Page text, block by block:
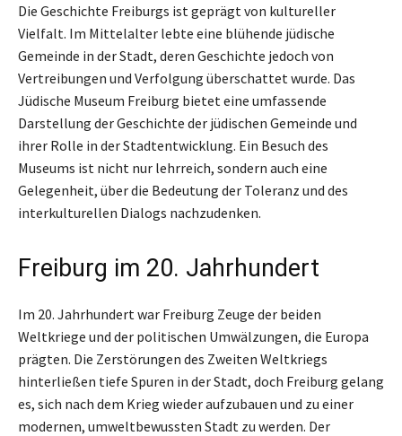
Die Geschichte Freiburgs ist geprägt von kultureller
Vielfalt. Im Mittelalter lebte eine blühende jüdische
Gemeinde in der Stadt, deren Geschichte jedoch von
Vertreibungen und Verfolgung überschattet wurde. Das
Jüdische Museum Freiburg bietet eine umfassende
Darstellung der Geschichte der jüdischen Gemeinde und
ihrer Rolle in der Stadtentwicklung. Ein Besuch des
Museums ist nicht nur lehrreich, sondern auch eine
Gelegenheit, über die Bedeutung der Toleranz und des
interkulturellen Dialogs nachzudenken.
Freiburg im 20. Jahrhundert
Im 20. Jahrhundert war Freiburg Zeuge der beiden
Weltkriege und der politischen Umwälzungen, die Europa
prägten. Die Zerstörungen des Zweiten Weltkriegs
hinterließen tiefe Spuren in der Stadt, doch Freiburg gelang
es, sich nach dem Krieg wieder aufzubauen und zu einer
modernen, umweltbewussten Stadt zu werden. Der